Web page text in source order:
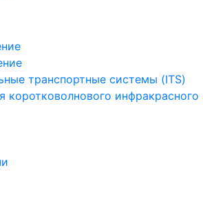
транспортные системы (ITS)
коротковолнового инфракрасного